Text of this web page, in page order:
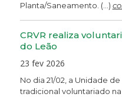
Planta/Saneamento. (...)
CRVR realiza
do Leão
23 fev 2026
No dia 21/02, a Unidade
tradicional voluntariado na